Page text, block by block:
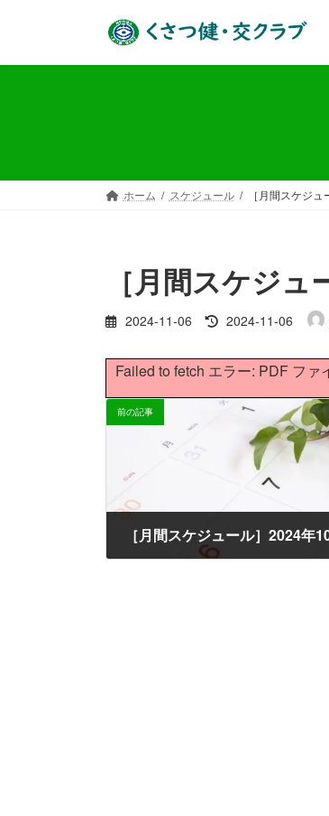
ッ
移
ホーム スケジュール ［月間スケジ
［月間スケジ
2024-11-06
最
更
新
2024-11-06
Failed to fetch エラー: PDF フ
前の記事
［月間スケジュール］2024年